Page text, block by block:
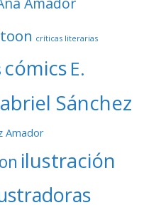
críticas literarias
cómics E.
Sánchez
Amador
ilustración